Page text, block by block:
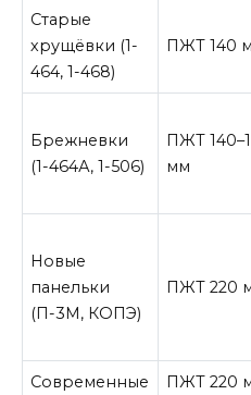
Старые
хрущёвки (1-
464, 1-468)
ПЖТ 140
Брежневки
(1-464А, 1-506)
ПЖТ
мм
Новые
панельки
(П-3М, КОПЭ)
ПЖТ 220
Современные
ПЖТ 220